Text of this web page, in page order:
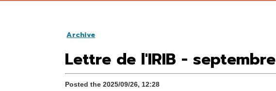
Archive
Lettre de l'IRIB -
Posted the 2025/09/26, 12:28